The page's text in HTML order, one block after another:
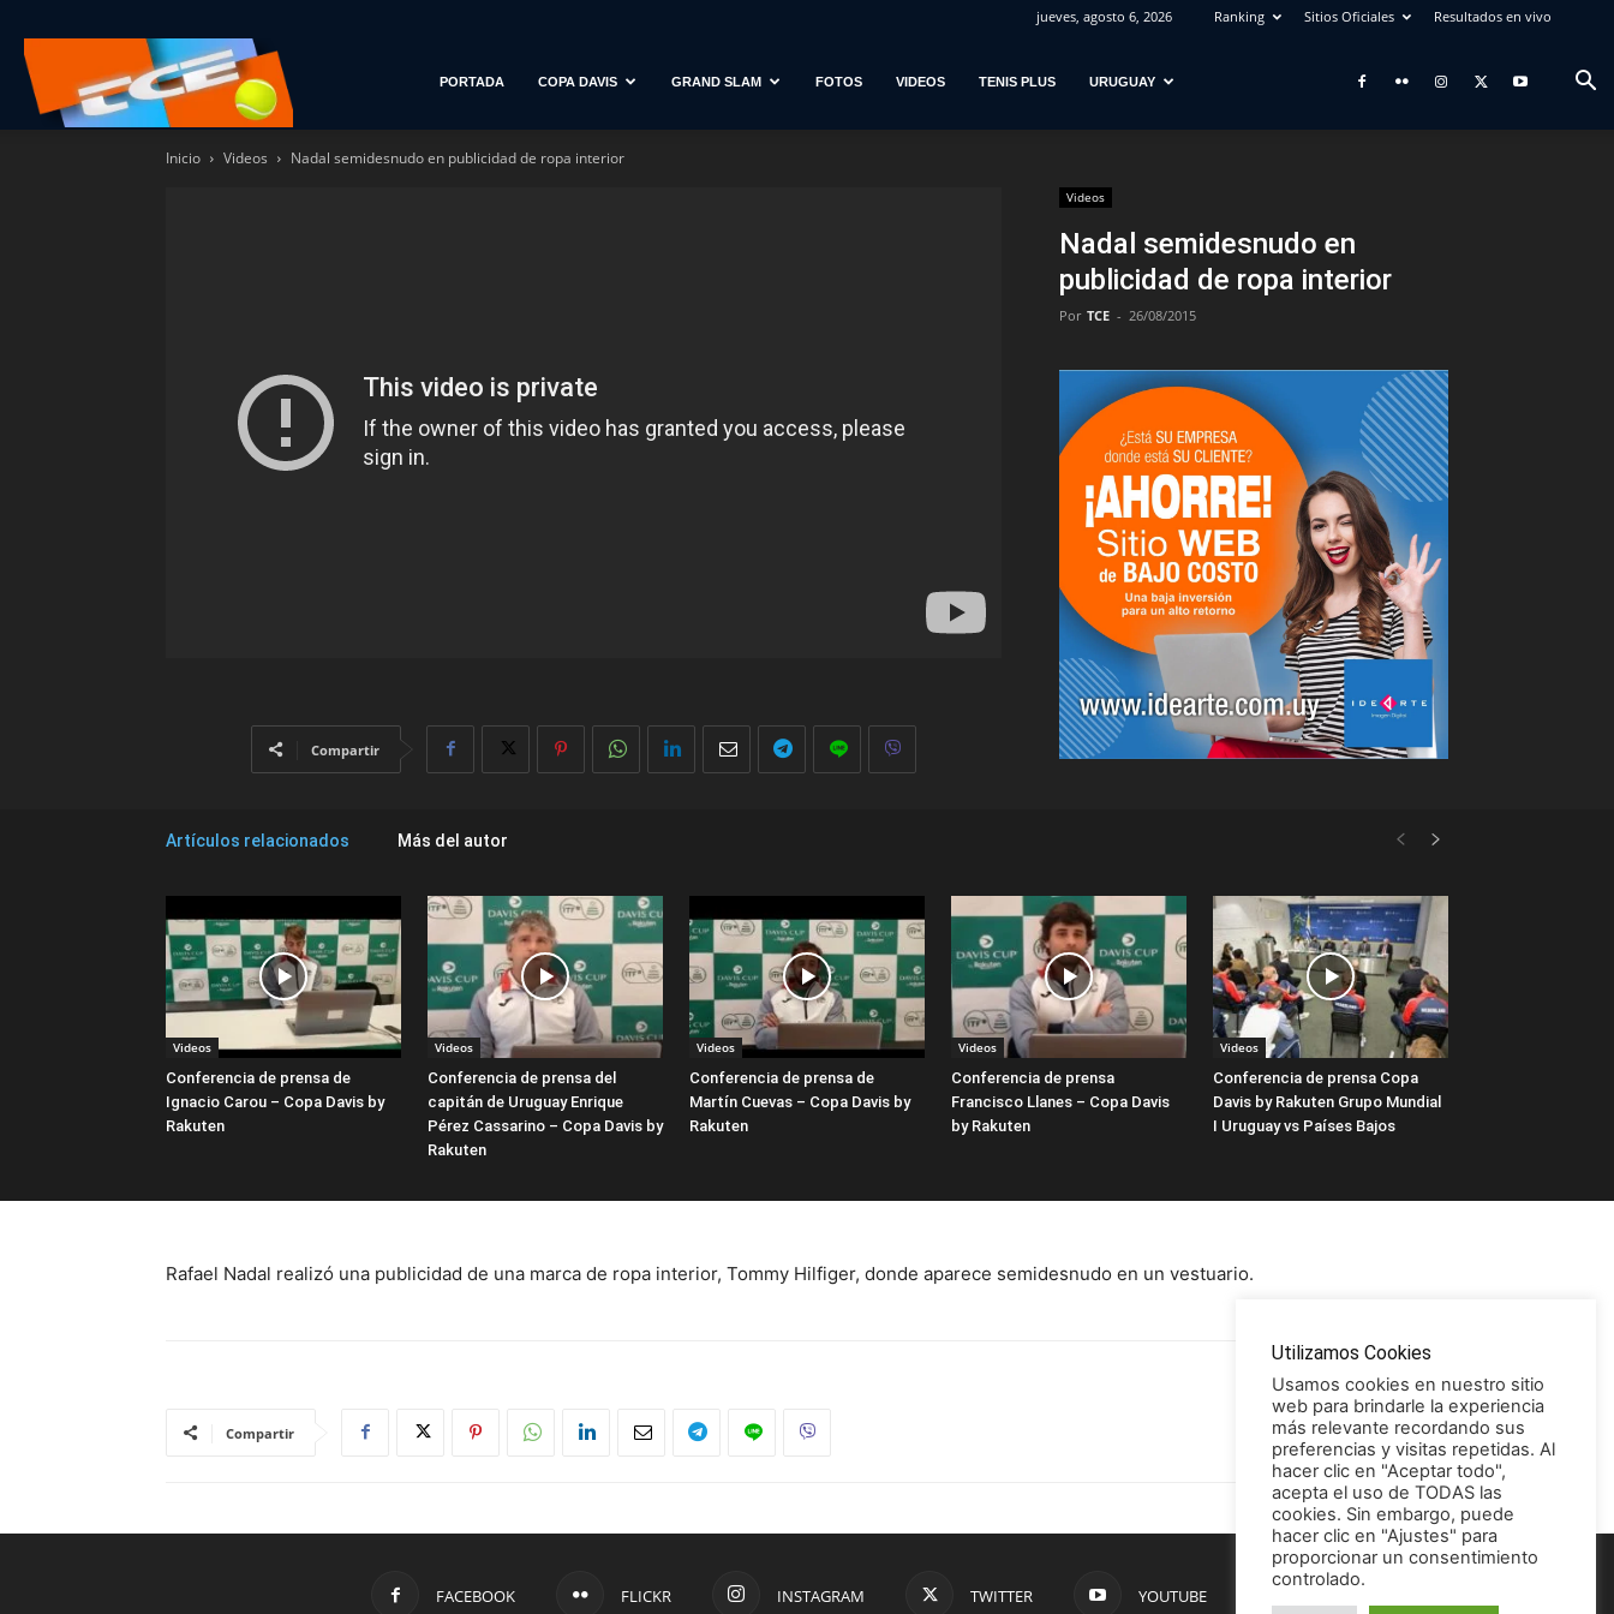
jueves, agosto 6, 2026 Ranking Sitios Oficiales Resultados en vivo
PORTADA COPA DAVIS GRAND SLAM FOTOS VIDEOS TENIS PLUS URUGUAY
Inicio Videos Nadal semidesnudo en publicidad de ropa interior
Videos
Nadal semidesnudo en
publicidad de ropa interior
Por TCE - 26/08/2015
Compartir
Artículos relacionados Más del autor
Videos
Conferencia de prensa de
Ignacio Carou – Copa Davis by
Rakuten
Videos
Conferencia de prensa del
capitán de Uruguay Enrique
Pérez Cassarino – Copa Davis by
Rakuten
Videos
Conferencia de prensa de
Martín Cuevas – Copa Davis by
Rakuten
Videos
Conferencia de prensa
Francisco Llanes – Copa Davis
by Rakuten
Videos
Conferencia de prensa Copa
Davis by Rakuten Grupo Mundial
I Uruguay vs Países Bajos
Rafael Nadal realizó una publicidad de una marca de ropa interior, Tommy Hilfiger, donde aparece semidesnudo en un vestuario.
Compartir
FACEBOOK FLICKR INSTAGRAM TWITTER YOUTUBE
Utilizamos Cookies
Usamos cookies en nuestro sitio
web para brindarle la experiencia
más relevante recordando sus
preferencias y visitas repetidas. Al
hacer clic en "Aceptar todo",
acepta el uso de TODAS las
cookies. Sin embargo, puede
hacer clic en "Ajustes" para
proporcionar un consentimiento
controlado.